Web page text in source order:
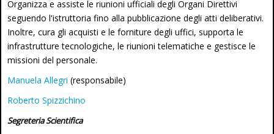
Organizza e assiste le riunioni ufficiali degli Organi Direttivi
seguendo l'istruttoria fino alla pubblicazione degli atti deliberativi.
Inoltre, cura gli acquisti e le forniture degli uffici, supporta le
infrastrutture tecnologiche, le riunioni telematiche e gestisce le
missioni del personale.
Manuela Allegri (responsabile)
Roberto Spizzichino
Segreteria Scientifica